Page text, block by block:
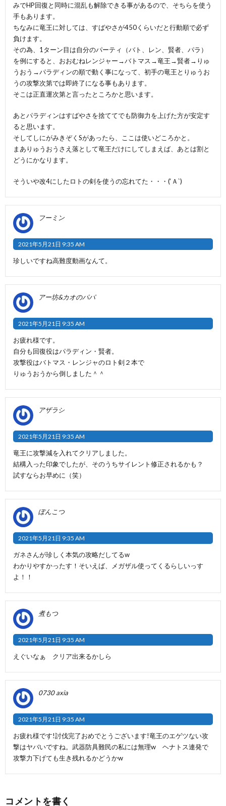
みでHP回復と同時に混乱も解除できる事があるので、そちらを使う
手もあります。
ちなみに竜王に対しては、すばやさが450くらいだと行動順で必ず
負けます。
その為、1ターン目は自分のパーティ（バト、レン、賢者、パラ）
を例にすると、おおむねレンジャー→バトマス→竜王→賢者→りゅ
うおう→パラディンの順で動く事になって、初手の竜王とりゅうお
うの攻撃次第では即終了になる事もあります。
そこは正直運次第と言ったところかと思います。
あとパラディンはすばやさを捨ててでも防御力を上げた方が安定す
ると思います。
そしてしにがみきぞくSがあったら、ここは使いどころかと。
まありゅうおうさえ落として竜王だけにしてしまえば、あとは割と
どうにかなります。
そういや改4にしたロトの剣を使うの忘れてた・・・(‘Ａ`)
フーミン
2021年5月21日 9:35 AM
珍しいですね高難度動画なんて。
アー坊&カオのパパ
2021年5月21日 9:35 AM
お疲れ様です。
自分も回復役はパラディン・賢者。
攻撃役はバトマス・レンジャのロト剣２本で
りゅうおうから倒しました＾＾
アザラシ
2021年5月21日 9:35 AM
竜王に攻撃減を入れてクリアしました。
結構入った印象でしたが、そのうちサイレント修正されるかも？
試すならお早めに（笑）
ぽんこつ
2021年5月21日 9:35 AM
ガネさんが珍しく本気の攻略だしてるw
わかりやすかったす！そいえば、メガザル使ってくるらしいっす
よ！！
煮もつ
2021年5月21日 9:35 AM
えぐいなぁ クリア出来るかしら
0730 axia
2021年5月21日 9:35 AM
お疲れ様です!討伐完了おめでとうございます!竜王のエゲツない攻
撃はヤバいですね。武器防具難民の私には無理w ヘナトス連発で
攻撃力下げても生き残れるかどうかw
コメントを書く